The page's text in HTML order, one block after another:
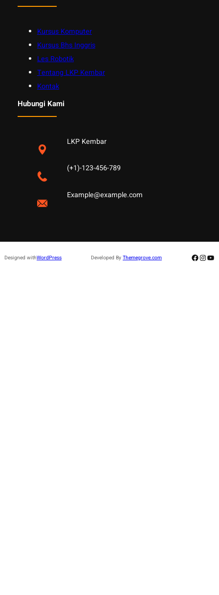
Kursus Komputer
Kursus Bhs Inggris
Les Robotik
Tentang LKP Kembar
Kontak
Hubungi Kami
LKP Kembar
(+1)-123-456-789
Example@example.com
Designed withWordPress Developed By Themegrove.com